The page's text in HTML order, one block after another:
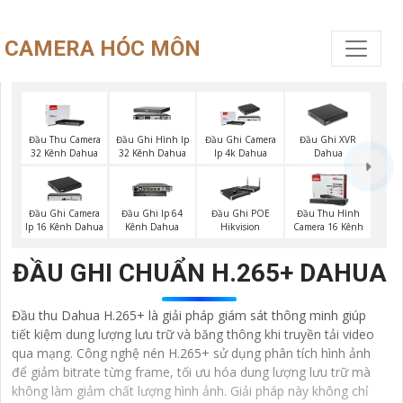
CAMERA HÓC MÔN
Đầu Thu Camera
32 Kênh Dahua
Đầu Ghi Hình Ip
32 Kênh Dahua
Đầu Ghi Camera
Ip 4k Dahua
Đầu Ghi XVR
Dahua
Đầu Ghi Camera
Ip 16 Kênh Dahua
Đầu Ghi Ip 64
Kênh Dahua
Đầu Ghi POE
Hikvision
Đầu Thu Hình
Camera 16 Kênh
ĐẦU GHI CHUẨN H.265+ DAHUA
Đầu thu Dahua H.265+ là giải pháp giám sát thông minh giúp
tiết kiệm dung lượng lưu trữ và băng thông khi truyền tải video
qua mạng. Công nghệ nén H.265+ sử dụng phân tích hình ảnh
để giảm bitrate từng frame, tối ưu hóa dung lượng lưu trữ mà
không làm giảm chất lượng hình ảnh. Giải pháp này không chỉ